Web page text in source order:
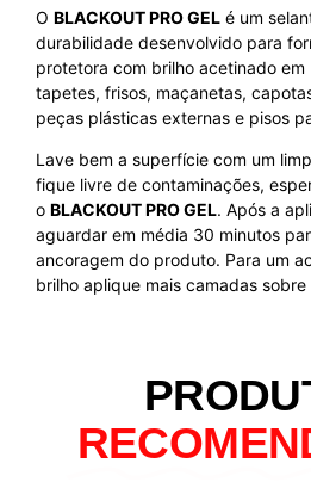
O BLACKOUT PRO GEL é um
durabilidade desenvolvido para
protetora com brilho acetinado em
tapetes, frisos, maçanetas,
peças plásticas externas e pisos
Lave bem a superfície com um
fique livre de contaminações,
o BLACKOUT PRO GEL. Após a
aguardar em média 30 minutos
ancoragem do produto. Para um
brilho aplique mais camadas